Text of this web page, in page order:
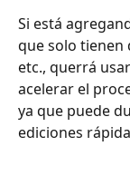
Si está
que solo tienen
etc., querrá
acelerar el
ya que puede
ediciones